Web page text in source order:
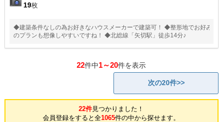
19枚
◆建築条件なしの為お好きなハウスメーカーで建築可！ ◆整形地でお好み
のプランも想像しやすいですね！ ◆北総線「矢切駅」徒歩14分♪
22件中1～20件を表示
次の20件>>
22件見つかりました！
会員登録をすると全1065件の中から探せます。